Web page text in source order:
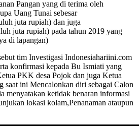
Pangan yang di terima oleh
Uang Tunai sebesar
juta rupiah) dan juga
juta rupiah) pada tahun 2019 yang
di lapangan)
tim Investigasi Indonesiahariini.com
konfirmasi kepada Bu Ismiati yang
PKK desa Pojok dan juga Ketua
saat ini Mencalonkan diri sebagai Calon
menyatakan ketidak benaran informasi
lokasi kolam,Penanaman ataupun